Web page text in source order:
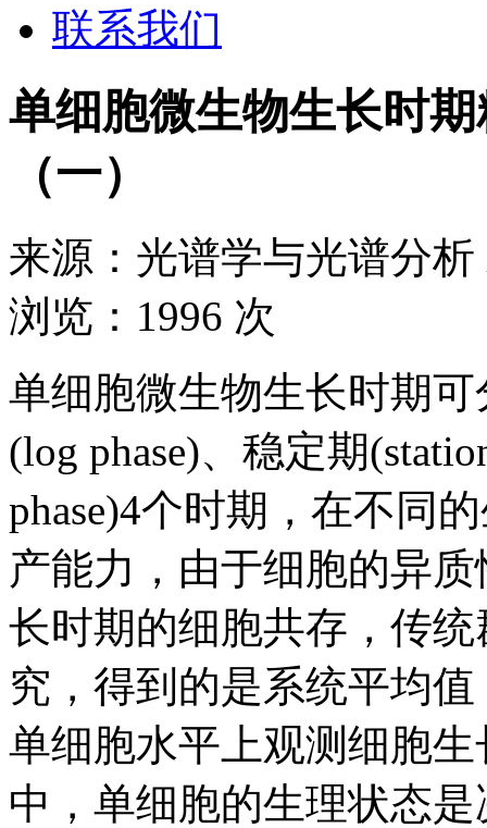
联系我们
单细胞微生物生长时
（一）
来源： 光谱学与光谱分析
浏览： 1996 次
单细胞微生物生长时期可
(log phase)、稳定期
phase)4个时期，在不同
产能力，由于细胞的异
长时期的细胞共存，传
究，得到的是系统平均
单细胞水平上观测细胞
中，单细胞的生理状态